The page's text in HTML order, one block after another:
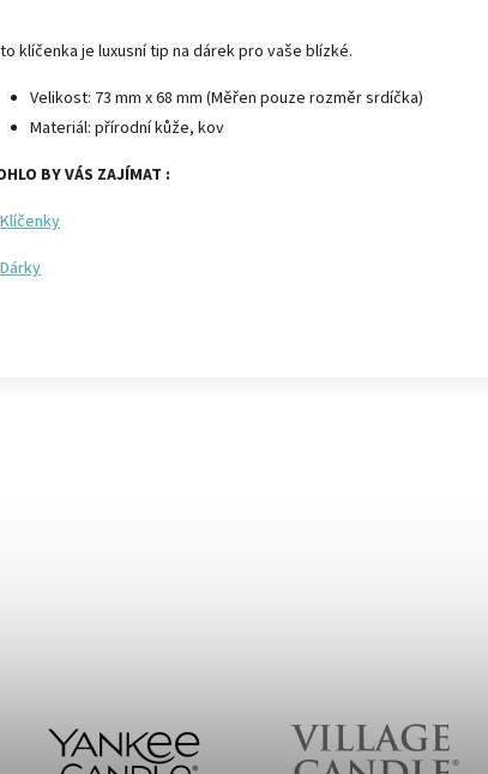
klíčenka je luxusní tip na dárek pro vaše blízké.
Velikost: 73 mm x 68 mm (Měřen pouze rozměr srdíčka)
Materiál: přírodní kůže, kov
BY VÁS ZAJÍMAT :
Klíčenky
Dárky